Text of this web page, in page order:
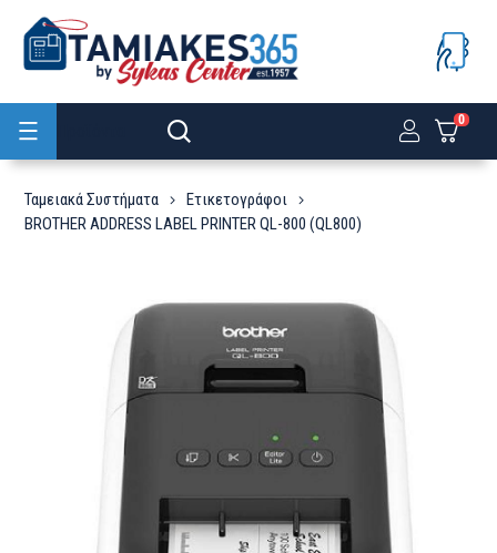
0
Ταμειακά Συστήματα
Ετικετογράφοι
BROTHER ADDRESS LABEL PRINTER QL-800 (QL800)